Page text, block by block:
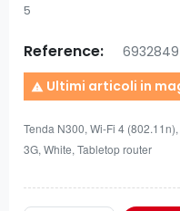
5
Reference:
 Ultimi articoli in
Tenda N300, Wi-Fi 4
3G, White, Tabletop router